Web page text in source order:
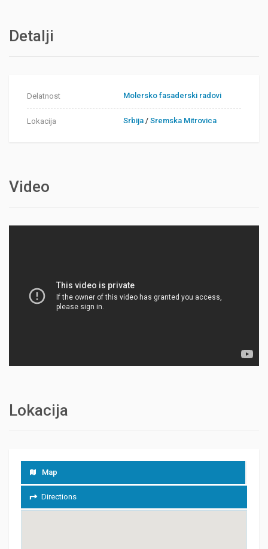
Detalji
Delatnost Molersko fasaderski radovi
Lokacija Srbija /Sremska Mitrovica
Video
Lokacija
Map
Directions